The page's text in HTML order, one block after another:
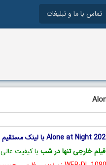
تماس با ما و تبلیغات
فیلم خارجی تنها در شب با کیفیت عالی